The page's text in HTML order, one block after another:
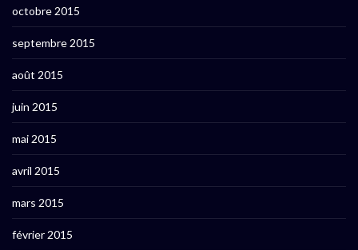
octobre 2015
septembre 2015
août 2015
juin 2015
mai 2015
avril 2015
mars 2015
février 2015